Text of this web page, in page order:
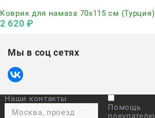
Коврик для намаза 70х115 см (Турция)
2 620 ₽
Мы в соц сетях
Наши контакты
Москва, проезд
Помощь
покупателю